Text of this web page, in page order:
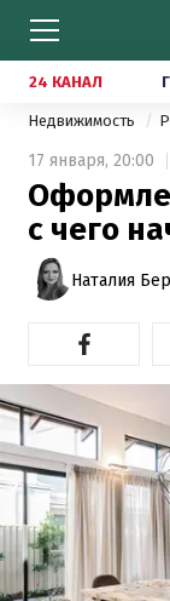
24 КАНАЛ
Недвижимость
17 января, 20:00
с чего
Наталия